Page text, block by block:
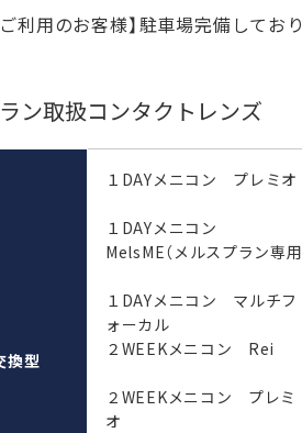
利用のお客様】駐車場完備してお
ン取扱コンタクトレンズ
換型
１DAYメニコン プレミオ
１DAYメニコン
MelsME（メルスプラン専用
１DAYメニコン マルチフ
ォーカル
２WEEKメニコン Rei
２WEEKメニコン プレミ
オ